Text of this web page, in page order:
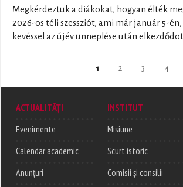
Megkérdeztük a diákokat, hogyan élték
2026-os téli szessziót, ami már január 5-én,
kevéssel az újév ünneplése után
1 2 3 4
ACTUALITĂȚI
Evenimente
Calendar academic
Anunțuri
INSTITUT
Misiune
Scurt istoric
Comisii și consilii